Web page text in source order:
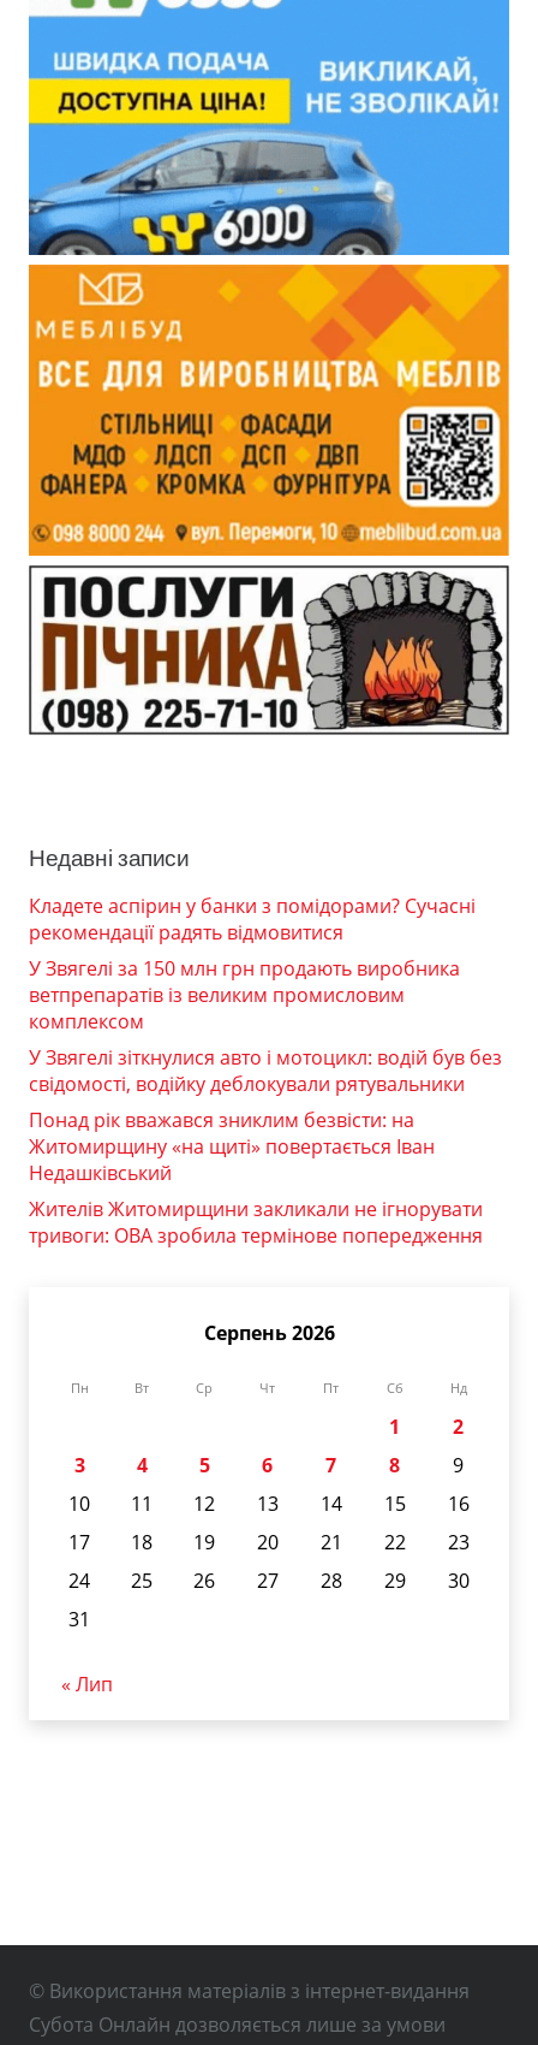
Недавні записи
Кладете аспірин у банки з помідорами? Сучасні
рекомендації радять відмовитися
У Звягелі за 150 млн грн продають виробника
ветпрепаратів із великим промисловим
комплексом
У Звягелі зіткнулися авто і мотоцикл: водій був без
свідомості, водійку деблокували рятувальники
Понад рік вважався зниклим безвісти: на
Житомирщину «на щиті» повертається Іван
Недашківський
Жителів Житомирщини закликали не ігнорувати
тривоги: ОВА зробила термінове попередження
Серпень 2026
Пн Вт Ср Чт Пт Сб Нд
1
2
3
4 5 6 7 8
9
10
11 12 13 14 15
16
17
18 19 20 21 22
23
24
25 26 27 28 29
30
31
« Лип
© Використання матеріалів з інтернет-видання
Субота Онлайн дозволяється лише за умови